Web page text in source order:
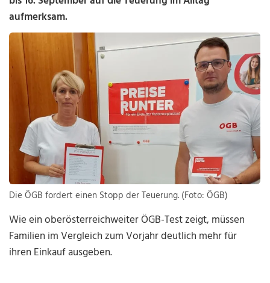
aufmerksam.
Die ÖGB fordert einen Stopp der Teuerung. (Foto: ÖGB)
Wie ein oberösterreichweiter ÖGB-Test zeigt, müssen
Familien im Vergleich zum Vorjahr deutlich mehr für
ihren Einkauf ausgeben.